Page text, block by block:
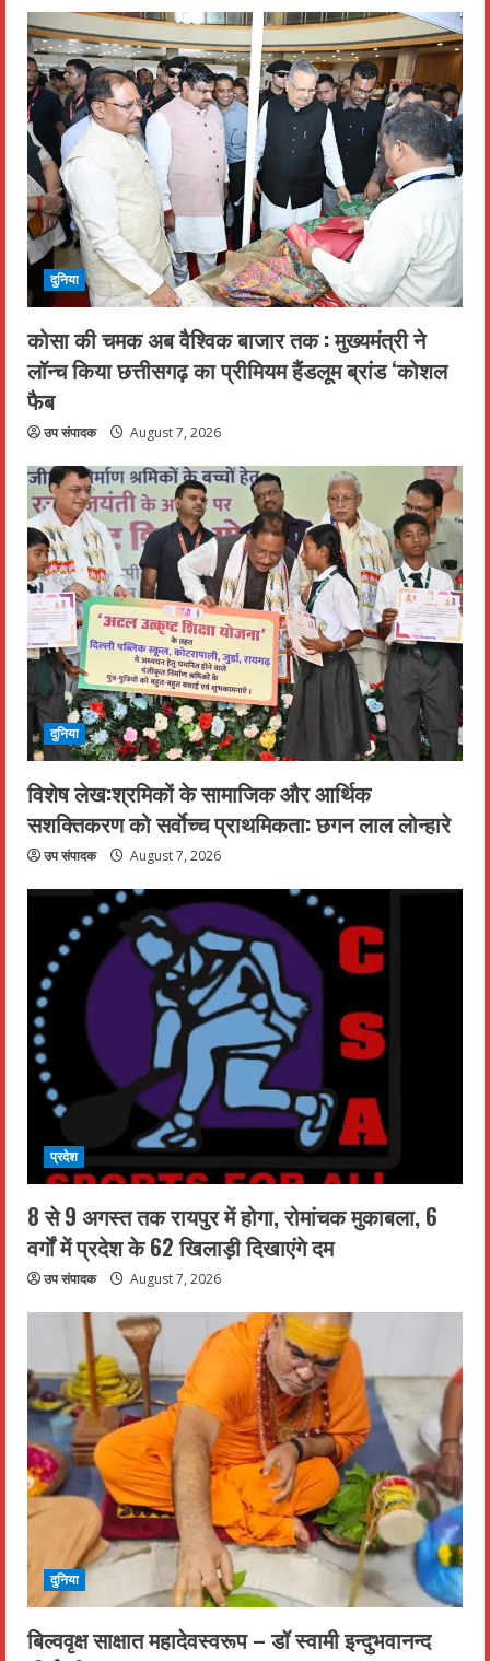
दुनिया
कोसा की चमक अब वैश्विक बाजार तक : मुख्यमंत्री ने
लॉन्च किया छत्तीसगढ़ का प्रीमियम हैंडलूम ब्रांड ‘कोशल
फैब
उप संपादक August 7, 2026
दुनिया
विशेष लेख:श्रमिकों के सामाजिक और आर्थिक
सशक्तिकरण को सर्वाेच्च प्राथमिकता: छगन लाल लोन्हारे
उप संपादक August 7, 2026
प्रदेश
8 से 9 अगस्त तक रायपुर में होगा, रोमांचक मुकाबला, 6
वर्गों में प्रदेश के 62 खिलाड़ी दिखाएंगे दम
उप संपादक August 7, 2026
दुनिया
बिल्ववृक्ष साक्षात महादेवस्वरूप – डॉ स्वामी इन्दुभवानन्द